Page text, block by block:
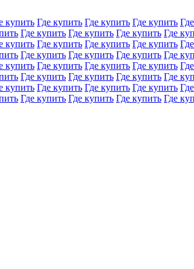
купить Где купить Где купить Где купить
Где купить Где купить Где купить Где
купить Где купить Где купить Где купить
Где купить Где купить Где купить Где
купить Где купить Где купить Где купить
Где купить Где купить Где купить Где
купить Где купить Где купить Где купить
Где купить Где купить Где купить Где